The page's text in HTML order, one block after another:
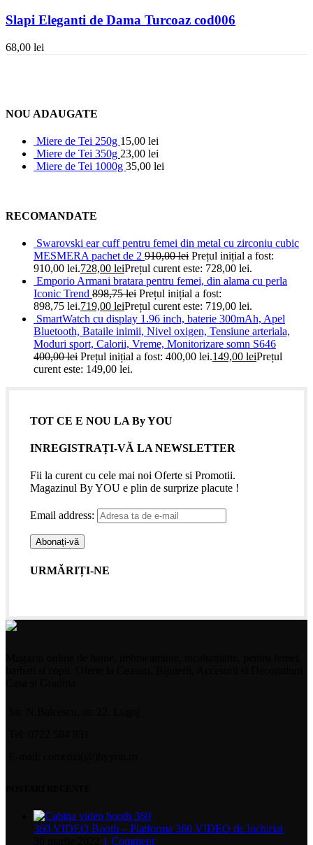
Slapi Eleganti de Dama Turcoaz cod006
68,00 lei
NOU ADAUGATE
Miere de Tei 250g 15,00 lei
Miere de Tei 350g 23,00 lei
Miere de Tei 1000g 35,00 lei
RECOMANDATE
Swarovski ear cuff pentru femei din metal cu zirconiu cubic
MESMERA pachet de 2 910,00lei Prețul inițial a fost:
910,00 lei.728,00 leiPrețul curent este: 728,00 lei.
Emporio Armani bratara pentru femei, din alama cu perla
Iconic Trend 898,75lei Prețul inițial a fost:
898,75 lei.719,00 leiPrețul curent este: 719,00 lei.
SmartWatch cu display 1.96 inch, baterie 300mAh, Apel
Bluetooth, Bataile inimii, Nivel oxigen, Tensiune arteriala,
Moduri sport, Calorii, Vreme, Monitorizare somn S646
400,00lei Prețul inițial a fost: 400,00 lei.149,00 leiPrețul
curent este: 149,00 lei.
TOT CE E NOU LA By YOU
INREGISTRAȚI-VĂ LA NEWSLETTER
Fii la curent cu cele mai noi Oferte si Promotii.
Magazinul By YOU e plin de surprize placute !
Email address:
URMĂRIȚI-NE
360 VIDEO Booth – Platforma 360 VIDEO de Inchiriat
1 Comment